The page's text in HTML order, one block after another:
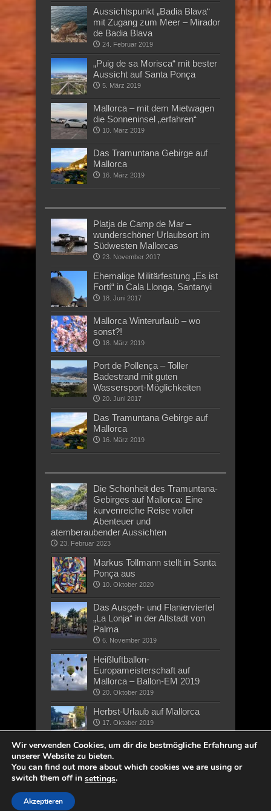
Aussichtspunkt „Badia Blava“
mit Zugang zum Meer – Mirador
de Badia Blava
24. Februar 2019
„Puig de sa Morisca“ mit bester
Aussicht auf Santa Ponça
5. März 2019
Mallorca – mit dem Mietwagen
die Sonneninsel „erfahren“
10. März 2019
Das Tramuntana Gebirge auf
Mallorca
16. März 2019
Platja de Camp de Mar –
wunderschöner Urlaubsort im
Südwesten Mallorcas
23. November 2017
Ehemalige Militärfestung „Es ist
Fortí“ in Cala Llonga, Santanyi
18. Juni 2017
Mallorca Winterurlaub – wo
sonst?!
18. März 2019
Port de Pollença – Toller
Badestrand mit guten
Wassersport-Möglichkeiten
20. Juni 2017
Das Tramuntana Gebirge auf
Mallorca
16. März 2019
Die Schönheit des Tramuntana-
Gebirges auf Mallorca: Eine
kurvenreiche Reise voller
Abenteuer und
atemberaubender Aussichten
23. Februar 2023
Markus Tollmann stellt in Santa
Ponça aus
10. Oktober 2020
Das Ausgeh- und Flanierviertel
„La Lonja“ in der Altstadt von
Palma
6. November 2019
Heißluftballon-
Europameisterschaft auf
Mallorca – Ballon-EM 2019
20. Oktober 2019
Herbst-Urlaub auf Mallorca
17. Oktober 2019
Copyright © 2019 wirMallorca.de - Alle Rechte vorbehalten |
Wir verwenden Cookies, um dir die bestmögliche Erfahrung auf
unserer Website zu bieten.
You can find out more about which cookies we are using or
switch them off in settings.
Akzeptieren